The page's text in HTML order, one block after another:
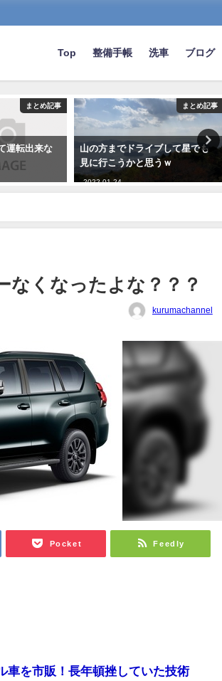
Top 整備手帳 洗車 ブログ
まとめ記事
運転出来な
まとめ記事
山の方までドライブして星でも
見に行こうかと思うｗ
2022-01-24
なくなったよな？？？
kurumachannel
Pocket Feedly
車を市販！長年頓挫していた技術